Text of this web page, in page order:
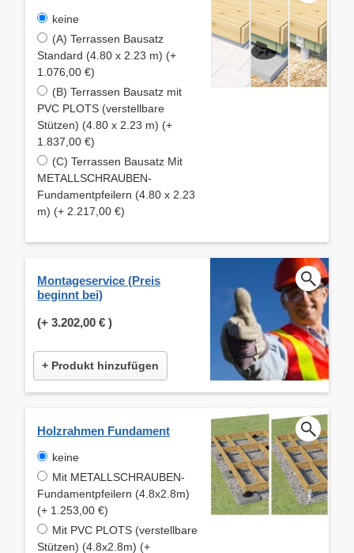
keine
(A) Terrassen Bausatz
Standard (4.80 x 2.23 m) (+
1.076,00 €)
(B) Terrassen Bausatz mit
PVC PLOTS (verstellbare
Stützen) (4.80 x 2.23 m) (+
1.837,00 €)
(C) Terrassen Bausatz Mit
METALLSCHRAUBEN-
Fundamentpfeilern (4.80 x 2.23
m) (+ 2.217,00 €)
Montageservice (Preis
beginnt bei)
(+ 3.202,00 € )
+ Produkt hinzufügen
Holzrahmen Fundament
keine
Mit METALLSCHRAUBEN-
Fundamentpfeilern (4.8x2.8m)
(+ 1.253,00 €)
Mit PVC PLOTS (verstellbare
Stützen) (4.8x2.8m) (+